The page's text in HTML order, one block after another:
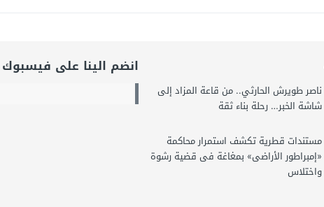
ناصر طويرش الحارثي.. من قاعة المزاد إلى
شاشة الخبر… رحلة بناء ثقة
مستندات قطرية تكشف استمرار محاكمة
«إمبراطور الأراضى» بمغاغة فى قضية رشوة
واختلاس
انضم الينا على فيسبوك